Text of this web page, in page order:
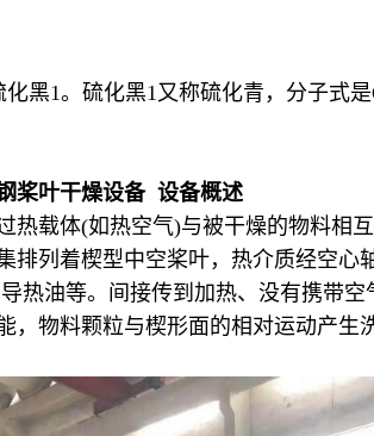
黑1。硫化黑1又称硫化青，分子式
桨叶干燥设备 设备概述
热载体(如热空气)与被干燥的物料相
排列着楔型中空桨叶，热介质经空心
热油等。间接传到加热、没有携带
，物料颗粒与楔形面的相对运动产生